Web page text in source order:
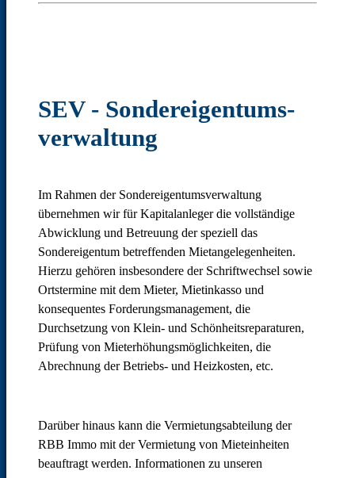
SEV - Sondereigentums­
verwaltung
Im Rahmen der Sondereigentumsverwaltung
übernehmen wir für Kapitalanleger die vollständige
Abwicklung und Betreuung der speziell das
Sondereigentum betreffenden Mietangelegenheiten.
Hierzu gehören insbesondere der Schriftwechsel sowie
Ortstermine mit dem Mieter, Mietinkasso und
konsequentes Forderungsmanagement, die
Durchsetzung von Klein- und Schönheitsreparaturen,
Prüfung von Mieterhöhungsmöglichkeiten, die
Abrechnung der Betriebs- und Heizkosten, etc.
Darüber hinaus kann die Vermietungsabteilung der
RBB Immo mit der Vermietung von Mieteinheiten
beauftragt werden. Informationen zu unseren